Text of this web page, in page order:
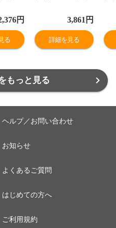
しゃ
ラー
レー
円
る
レディース キャ
ラクター ピカチ
ュウ ミッキー マ
イメロ STSC5
3,861 円
詳細を見る
ク
ー
もっと見る
ヘルプ／お問い合わせ
お知らせ
よくあるご質問
はじめての方へ
ご利用規約